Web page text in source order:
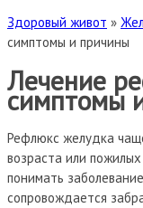
Здоровый живот »
симптомы и причины
Лечение
симптомы
Рефлюкс желудка
возраста или
понимать
сопровождается